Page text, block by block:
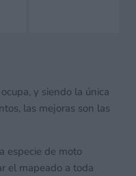
y siendo la única
las mejoras son las
especie de moto
el mapeado a toda